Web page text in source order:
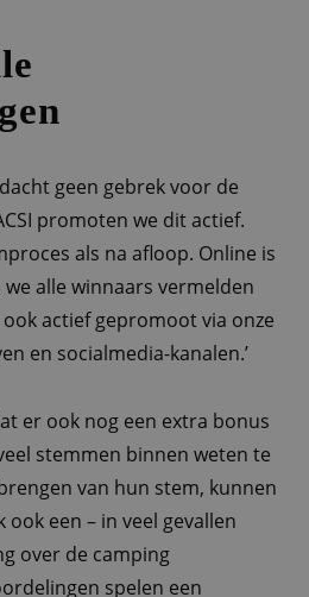
geen gebrek voor de
promoten we dit actief.
als na afloop. Online is
alle winnaars vermelden
actief gepromoot via onze
en socialmedia-kanalen.’
er ook nog een extra bonus
stemmen binnen weten te
van hun stem, kunnen
een – in veel gevallen
over de camping
spelen een